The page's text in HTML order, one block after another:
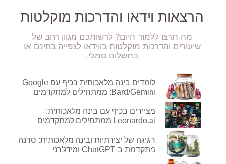
הרצאות וידאו והדרכות מוקלטות
מה תרצו ללמוד היום? לרשותכם מגוון רחב של
שיעורים והדרכות מוקלטות בווידאו לצפייה בחינם או
בתשלום סמלי.
לומדים בינה מלאכותית בכיף עם Google
Bard/Gemini: ממתחילים למתקדמים
מציירים בכיף עם בינה מלאכותית:
Leonardo.ai ממתחילים למתקדמים
חגיגה של יצירתיות ובינה מלאכותית: סדנה
מתקדמת ב-ChatGPT ומידג'רני